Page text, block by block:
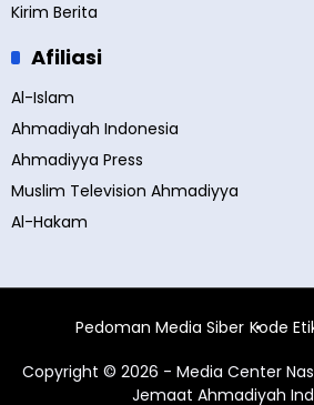
Kirim Berita
Afiliasi
Al-Islam
Ahmadiyah Indonesia
Ahmadiyya Press
Muslim Television Ahmadiyya
Al-Hakam
Pedoman Media Siber Kode
Copyright © 2026 - Media Center
Jemaat Ahmadiyah